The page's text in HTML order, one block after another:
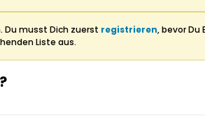
Du musst Dich zuerst registrieren, bevor Du
Liste aus.